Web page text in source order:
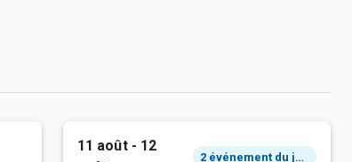
11 août - 12
2 événement du jour